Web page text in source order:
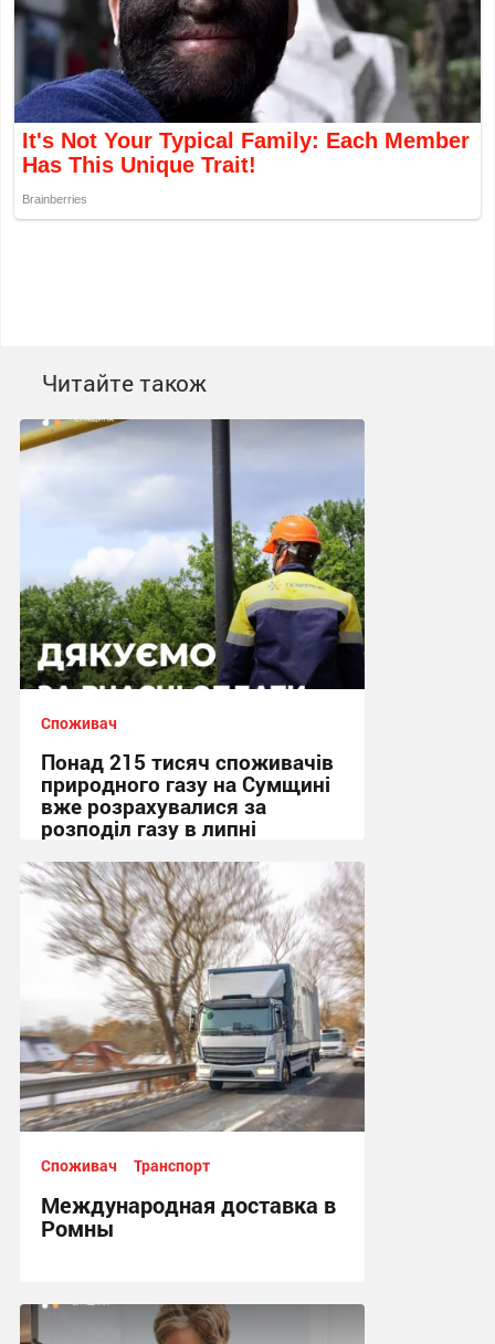
Читайте також
Споживач
Понад 215 тисяч споживачів
природного газу на Сумщині
вже розрахувалися за
розподіл газу в липні
08:27, 21.07.2026
Споживач Транспорт
Международная доставка в
Ромны
17:04, 13.07.2026